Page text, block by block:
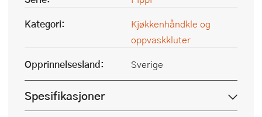
Kategori:
Kjøkkenhåndkle og
oppvaskkluter
Opprinnelsesland:
Sverige
Spesifikasjoner